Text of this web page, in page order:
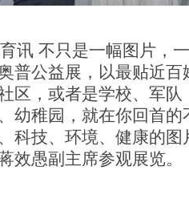
讯 不只是一幅图片，
普公益展，以最贴近
区，或者是学校、军
幼稚园，就在你回首
科技、环境、健康的
效愚副主席参观展览。